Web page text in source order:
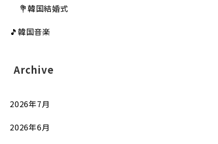
💐韓国結婚式
🎵韓国音楽
Archive
2026年7月
2026年6月